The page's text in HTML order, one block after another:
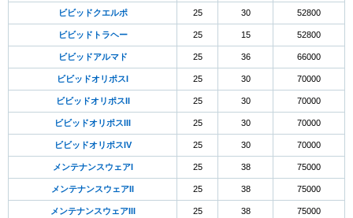
ビビッドクエルポ 25 30 52800
ビビッドトラヘー 25 15 52800
ビビッドアルマド 25 36 66000
ビビッドオリポスI 25 30 70000
ビビッドオリポスII 25 30 70000
ビビッドオリポスIII 25 30 70000
ビビッドオリポスIV 25 30 70000
メンテナンスウェアI 25 38 75000
メンテナンスウェアII 25 38 75000
メンテナンスウェアIII 25 38 75000